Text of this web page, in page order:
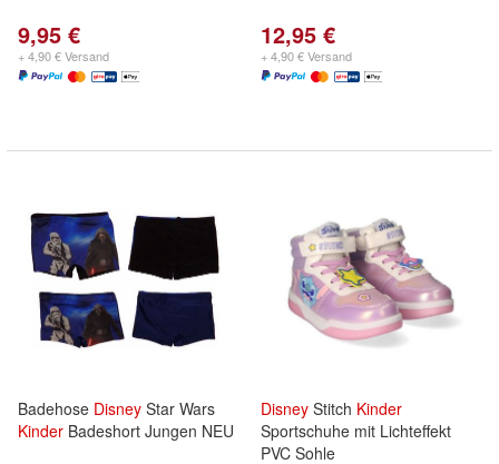
9,95 €
+ 4,90 € Versand
12,95 €
+ 4,90 € Versand
Badehose Disney Star Wars
Kinder Badeshort Jungen NEU
Disney Stitch Kinder
Sportschuhe mit Lichteffekt
PVC Sohle